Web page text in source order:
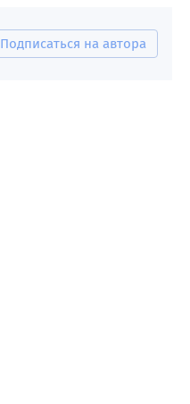
Подписаться на автора